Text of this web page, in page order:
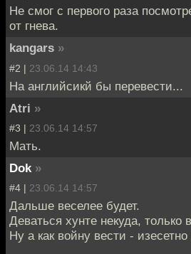
Не смог с первого раза
от гнева.
kangars »
#2 | 23.06.14 14:43
На английсикй бы перевести...
Atri »
#3 | 23.06.14 14:57
Мать.
Dok »
#4 | 23.06.14 14:57
Дальше веселее будет.
Деваться хунте некуда, только
Ну а как войну вести -